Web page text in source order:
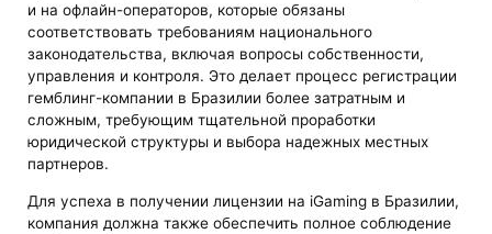
и на офлайн-операторов, которые обязаны
соответствовать требованиям национального
законодательства, включая вопросы собственности,
управления и контроля. Это делает процесс регистрации
гемблинг-компании в Бразилии более затратным и
сложным, требующим тщательной проработки
юридической структуры и выбора надежных местных
партнеров.
Для успеха в получении лицензии на iGaming в Бразилии,
компания должна также обеспечить полное соблюдение